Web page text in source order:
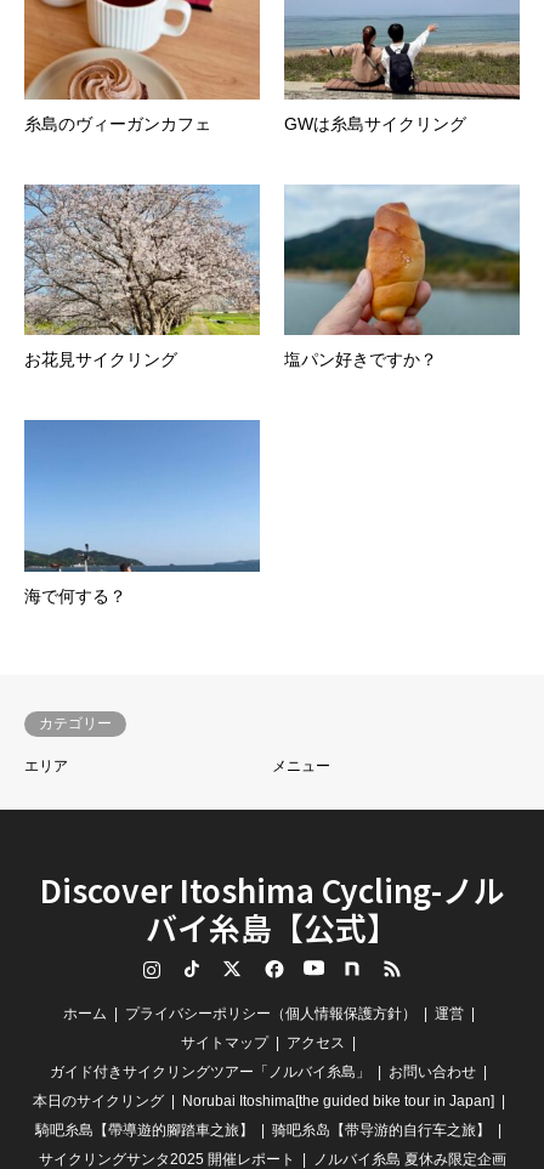
糸島のヴィーガンカフェ GWは糸島サイクリング
お花見サイクリング 塩パン好きですか？
海で何する？
カテゴリー
エリア メニュー
Discover Itoshima Cycling-ノル
バイ糸島【公式】
FacebookYouTube note RSS
ホーム プライバシーポリシー（個人情報保護方針）
運営
サイトマップ
アクセス
ガイド付きサイクリングツアー「ノルバイ糸島」
お問い合わせ
本日のサイクリング
Norubai Itoshima[the guided bike tour in Japan]
騎吧糸島【帶導遊的腳踏車之旅】
骑吧糸岛【带导游的自行车之旅】
サイクリングサンタ2025 開催レポート
ノルバイ糸島 夏休み限定企画